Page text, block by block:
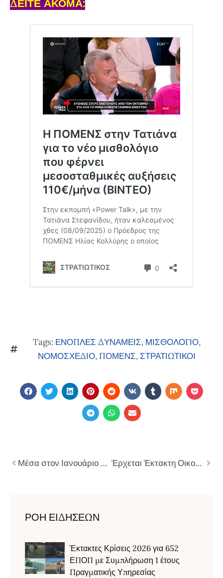
ΔΕΙΤΕ ΑΚΟΜΑ:
Tags: ΕΝΟΠΛΕΣ ΔΥΝΑΜΕΙΣ, ΜΙΣΘΟΛΟΓΙΟ,
ΝΟΜΟΣΧΕΔΙΟ, ΠΟΜΕΝΣ,ΣΤΡΑΤΙΩΤΙΚΟΙ
Μέσα στον Ιανουάριο η ψήφιση του νομοσχεδίου Δένδια και βλέπουμε… (ΒΙΝΤΕΟ) Έρχεται Έκτακτη Οικονομική Ενίσχυση (ΗΕΕ) στο προσωπικό ΕΔ
ΡΟΗ ΕΙΔΗΣΕΩΝ
Έκτακτες Κρίσεις 2026 για 652
ΕΠΟΠ με Συμπλήρωση 1 έτους
Πραγματικής Υπηρεσίας